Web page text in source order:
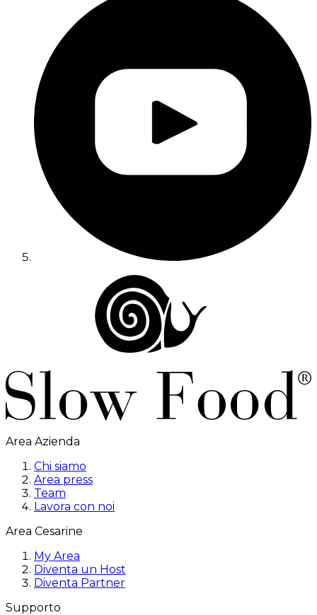
Area Azienda
Chi siamo
Area press
Team
Lavora con noi
Area Cesarine
My Area
Diventa un Host
Diventa Partner
Supporto